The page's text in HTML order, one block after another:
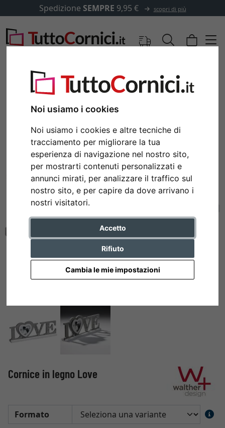
Noi usiamo i cookies
Noi usiamo i cookies e altre tecniche di
tracciamento per migliorare la tua
esperienza di navigazione nel nostro sito,
per mostrarti contenuti personalizzati e
annunci mirati, per analizzare il traffico sul
nostro sito, e per capire da dove arrivano i
nostri visitatori.
Accetto
Rifiuto
Cambia le mie impostazioni
Spedizione SEMPRE 9,95 € scopri di più
Indietro
Cornice in legno Love
Formato